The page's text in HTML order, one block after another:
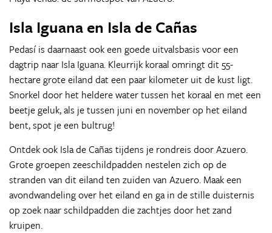
Isla Iguana en Isla de Cañas
Pedasí is daarnaast ook een goede uitvalsbasis voor een
dagtrip naar Isla Iguana. Kleurrijk koraal omringt dit 55-
hectare grote eiland dat een paar kilometer uit de kust ligt.
Snorkel door het heldere water tussen het koraal en met een
beetje geluk, als je tussen juni en november op het eiland
bent, spot je een bultrug!
Ontdek ook Isla de Cañas tijdens je rondreis door Azuero.
Grote groepen zeeschildpadden nestelen zich op de
stranden van dit eiland ten zuiden van Azuero. Maak een
avondwandeling over het eiland en ga in de stille duisternis
op zoek naar schildpadden die zachtjes door het zand
kruipen.